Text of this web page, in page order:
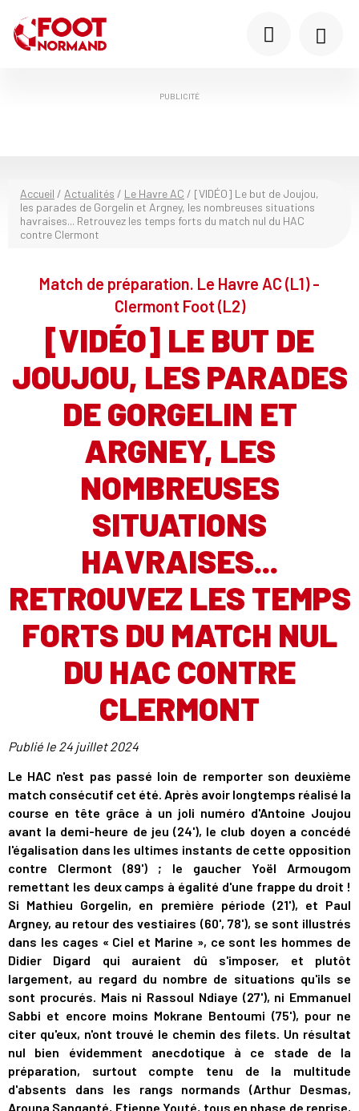
PUBLICITÉ
Accueil / Actualités / Le Havre AC / [VIDÉO] Le but de Joujou,
les parades de Gorgelin et Argney, les nombreuses situations
havraises... Retrouvez les temps forts du match nul du HAC
contre Clermont
Match de préparation. Le Havre AC (L1) -
Clermont Foot (L2)
[VIDÉO] LE BUT DE
JOUJOU, LES PARADES
DE GORGELIN ET
ARGNEY, LES
NOMBREUSES
SITUATIONS
HAVRAISES...
RETROUVEZ LES TEMPS
FORTS DU MATCH NUL
DU HAC CONTRE
CLERMONT
Publié le 24 juillet 2024
Le HAC n'est pas passé loin de remporter son deuxième
match consécutif cet été. Après avoir longtemps réalisé la
course en tête grâce à un joli numéro d'Antoine Joujou
avant la demi-heure de jeu (24'), le club doyen a concédé
l'égalisation dans les ultimes instants de cette opposition
contre Clermont (89') ; le gaucher Yoël Armougom
remettant les deux camps à égalité d'une frappe du droit !
Si Mathieu Gorgelin, en première période (21'), et Paul
Argney, au retour des vestiaires (60', 78'), se sont illustrés
dans les cages « Ciel et Marine », ce sont les hommes de
Didier Digard qui auraient dû s'imposer, et plutôt
largement, au regard du nombre de situations qu'ils se
sont procurés. Mais ni Rassoul Ndiaye (27'), ni Emmanuel
Sabbi et encore moins Mokrane Bentoumi (75'), pour ne
citer qu'eux, n'ont trouvé le chemin des filets. Un résultat
nul bien évidemment anecdotique à ce stade de la
préparation, surtout compte tenu de la multitude
d'absents dans les rangs normands (Arthur Desmas,
Arouna Sanganté, Etienne Youté, tous en phase de reprise,